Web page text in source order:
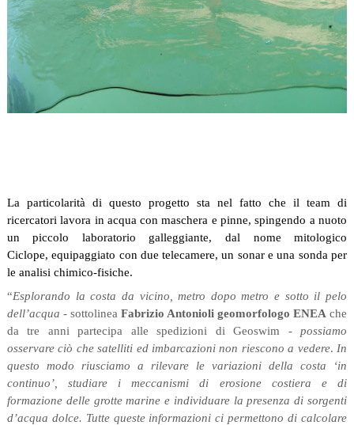
La particolarità di questo progetto sta nel fatto che il team di
ricercatori lavora in acqua con maschera e pinne, spingendo a nuoto
un piccolo laboratorio galleggiante, dal nome mitologico
Ciclope, equipaggiato con due telecamere, un sonar e una sonda per
le analisi chimico-fisiche.
“Esplorando la costa da vicino, metro dopo metro e sotto il pelo
dell’acqua - sottolinea Fabrizio Antonioli geomorfologo ENEAche
da
tre anni partecipa alle spedizioni di Geoswim -possiamo
osservare ciò che satelliti ed imbarcazioni non riescono a vedere. In
questo modo riusciamo a rilevare le variazioni della costa ‘in
continuo’, studiare i meccanismi di erosione costiera e di
formazione delle grotte marine e individuare la presenza di sorgenti
d’acqua dolce. Tutte queste informazioni ci permettono di calcolare